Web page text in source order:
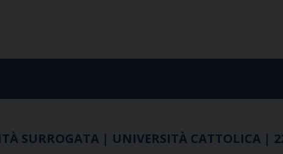
SURROGATA | UNIVERSITÀ CATTOLICA |